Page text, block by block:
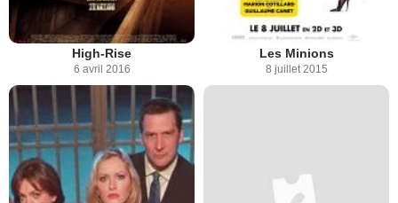
High-Rise
6 avril 2016
Les Minions
8 juillet 2015